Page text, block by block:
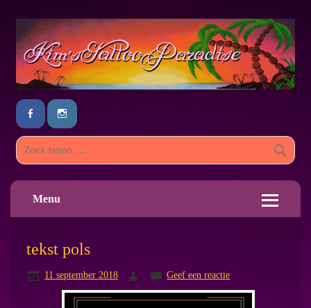
Menu
tekst pols
11 september 2018 Geef een reactie